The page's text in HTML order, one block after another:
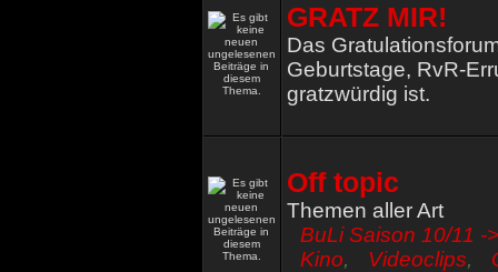
GRATZ MIR!
Das
Geburtstage, RvR-
gratzwürdig ist.
Off topic
Themen aller Art
BuLi Saison 10/11 -
Kino, Videoclips,